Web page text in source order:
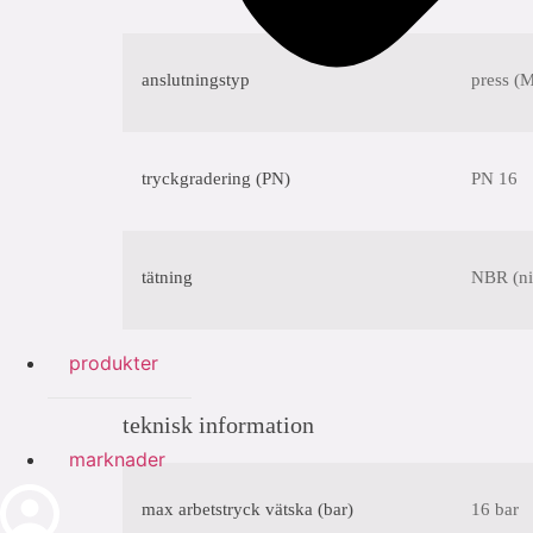
produkter
marknader
anslutningstyp press
tryckgradering (PN) PN 16
tätning NBR
teknisk information
max arbetstryck vätska (bar) 16 bar